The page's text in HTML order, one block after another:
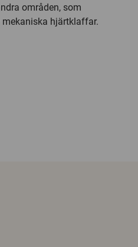
områden, som
hjärtklaffar.